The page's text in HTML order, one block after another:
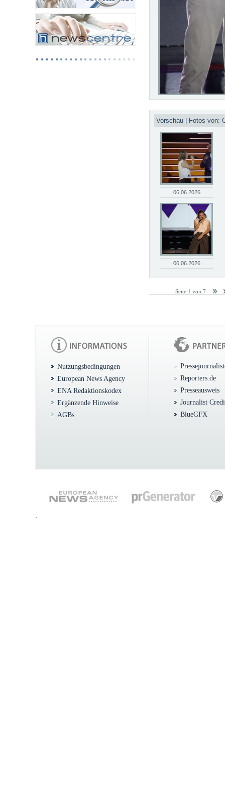
Vorschau | Fotos von:
06.06.2026
06.06.2026
Seite 1 von 7
Nutzungsbedingungen
European News Agency
ENA Redaktionskodex
Ergänzende Hinweise
AGBs
Reporters.de
Presseausweis
Journalist
BlueGFX
.